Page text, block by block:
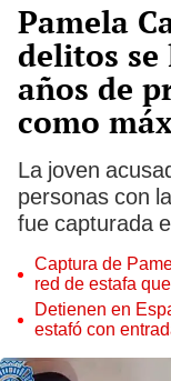
Pamela
delitos se
años de
como
La joven
personas con
fue capturada
Captura de
red de estafa
Detienen en
estafó con